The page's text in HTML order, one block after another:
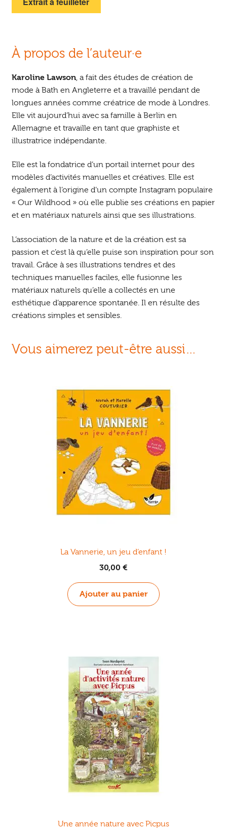
À propos de l’auteur·e
Karoline Lawson, a fait des études de création de
mode à Bath en Angleterre et a travaillé pendant de
longues années comme créatrice de mode à Londres.
Elle vit aujourd’hui avec sa famille à Berlin en
Allemagne et travaille en tant que graphiste et
illustratrice indépendante.
Elle est la fondatrice d’un portail internet pour des
modèles d’activités manuelles et créatives. Elle est
également à l’origine d’un compte Instagram populaire
« Our Wildhood » où elle publie ses créations en papier
et en matériaux naturels ainsi que ses illustrations.
L’association de la nature et de la création est sa
passion et c’est là qu’elle puise son inspiration pour son
travail. Grâce à ses illustrations tendres et des
techniques manuelles faciles, elle fusionne les
matériaux naturels qu’elle a collectés en une
esthétique d’apparence spontanée. Il en résulte des
créations simples et sensibles.
Vous aimerez peut-être aussi…
La Vannerie, un jeu d’enfant !
30,00 €
Ajouter au panier
Une année nature avec Picpus